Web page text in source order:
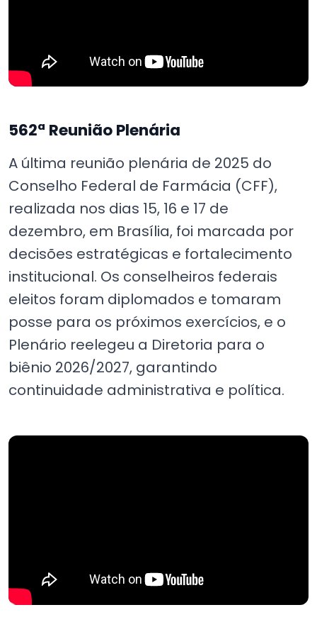
562ª Reunião Plenária
A última reunião plenária de 2025 do
Conselho Federal de Farmácia (CFF),
realizada nos dias 15, 16 e 17 de
dezembro, em Brasília, foi marcada por
decisões estratégicas e fortalecimento
institucional. Os conselheiros federais
eleitos foram diplomados e tomaram
posse para os próximos exercícios, e o
Plenário reelegeu a Diretoria para o
biênio 2026/2027, garantindo
continuidade administrativa e política.